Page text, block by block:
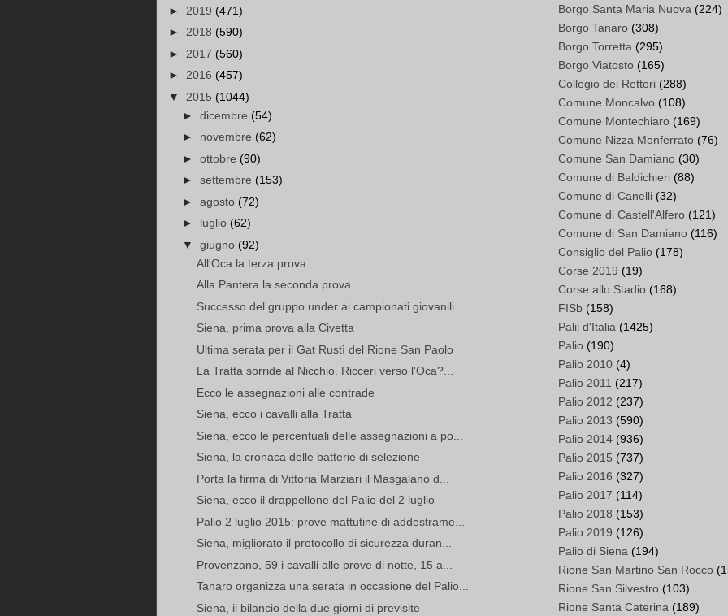
► 2019 (471)
► 2018 (590)
► 2017 (560)
► 2016 (457)
▼ 2015 (1044)
► dicembre (54)
► novembre (62)
► ottobre (90)
► settembre (153)
► agosto (72)
► luglio (62)
▼ giugno (92)
All'Oca la terza prova
Alla Pantera la seconda prova
Successo del gruppo under ai campionati giovanili ...
Siena, prima prova alla Civetta
Ultima serata per il Gat Rustì del Rione San Paolo
La Tratta sorride al Nicchio. Ricceri verso l'Oca?...
Ecco le assegnazioni alle contrade
Siena, ecco i cavalli alla Tratta
Siena, ecco le percentuali delle assegnazioni a po...
Siena, la cronaca delle batterie di selezione
Porta la firma di Vittoria Marziari il Masgalano d...
Siena, ecco il drappellone del Palio del 2 luglio
Palio 2 luglio 2015: prove mattutine di addestrame...
Siena, migliorato il protocollo di sicurezza duran...
Provenzano, 59 i cavalli alle prove di notte, 15 a...
Tanaro organizza una serata in occasione del Palio...
Siena, il bilancio della due giorni di previsite
Borgo Santa Maria Nuova (224)
Borgo Tanaro (308)
Borgo Torretta (295)
Borgo Viatosto (165)
Collegio dei Rettori (288)
Comune Moncalvo (108)
Comune Montechiaro (169)
Comune Nizza Monferrato (76)
Comune San Damiano (30)
Comune di Baldichieri (88)
Comune di Canelli (32)
Comune di Castell'Alfero (121)
Comune di San Damiano (116)
Consiglio del Palio (178)
Corse 2019 (19)
Corse allo Stadio (168)
FISb (158)
Palii d'Italia (1425)
Palio (190)
Palio 2010 (4)
Palio 2011 (217)
Palio 2012 (237)
Palio 2013 (590)
Palio 2014 (936)
Palio 2015 (737)
Palio 2016 (327)
Palio 2017 (114)
Palio 2018 (153)
Palio 2019 (126)
Palio di Siena (194)
Rione San Martino San Rocco
Rione San Silvestro (103)
Rione Santa Caterina (189)